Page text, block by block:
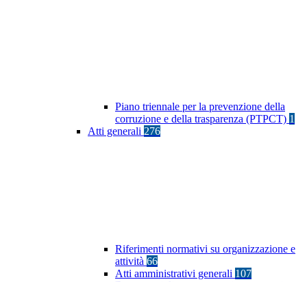
Piano triennale per la prevenzione della
corruzione e della trasparenza (PTPCT) 1
Atti generali 276
Riferimenti normativi su organizzazione e
attività 66
Atti amministrativi generali 107